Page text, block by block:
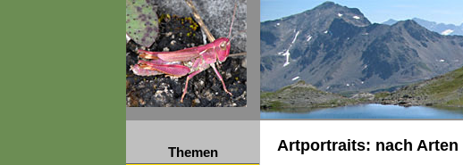
Themen Artportraits: nach Arten